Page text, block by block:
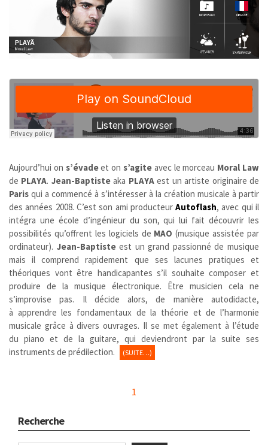
Aujourd’hui on s’évadeet ons’agite avec le morceau Moral Law
de PLAYA. Jean-Baptisteaka PLAYAest un artiste originaire de
Paris qui a commencé à s’intéresser à la création musicale à partir
des années 2008. C’est son ami producteurAutoflash, avec qui il
intégra une école d’ingénieur du son, qui lui fait découvrir les
possibilités qu’offrent les logiciels de MAO (musique assistée par
ordinateur). Jean-Baptisteest un grand passionné de musique
mais il comprend rapidement que ses lacunes pratiques et
théoriques vont être handicapantes s’il souhaite composer et
produire de la musique électronique. Être musicien cela ne
s’improvise pas. Il décide alors, de manière autodidacte,
à apprendre les fondamentaux de la théorie et de l’harmonie
musicale grâce à divers ouvrages. Il se met également à l’étude
du piano et de la guitare, qui deviendront par la suite ses
instruments de prédilection.
(SUITE…)
1
Recherche